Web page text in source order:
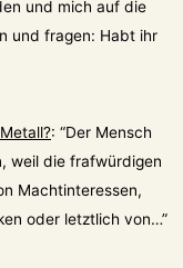
und mich auf die
und fragen: Habt ihr
: “Der Mensch
weil die frafwürdigen
Machtinteressen,
oder letztlich von…”